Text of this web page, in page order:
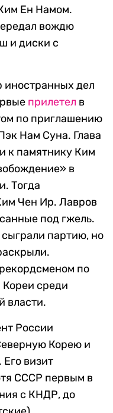
Ен Намом.
вождю
и диски с
иностранных дел
прилетел в
по приглашению
Нам Суна. Глава
к памятнику Ким
в
Тогда
Чен Ир. Лавров
под гжель.
партию, но
по
среди
власти.
России
Корею и
визит
СССР первым в
с КНДР, до